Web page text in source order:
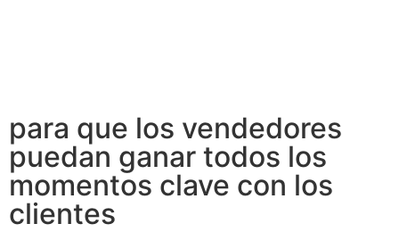
para que los vendedores
puedan ganar todos los
momentos clave con los
clientes